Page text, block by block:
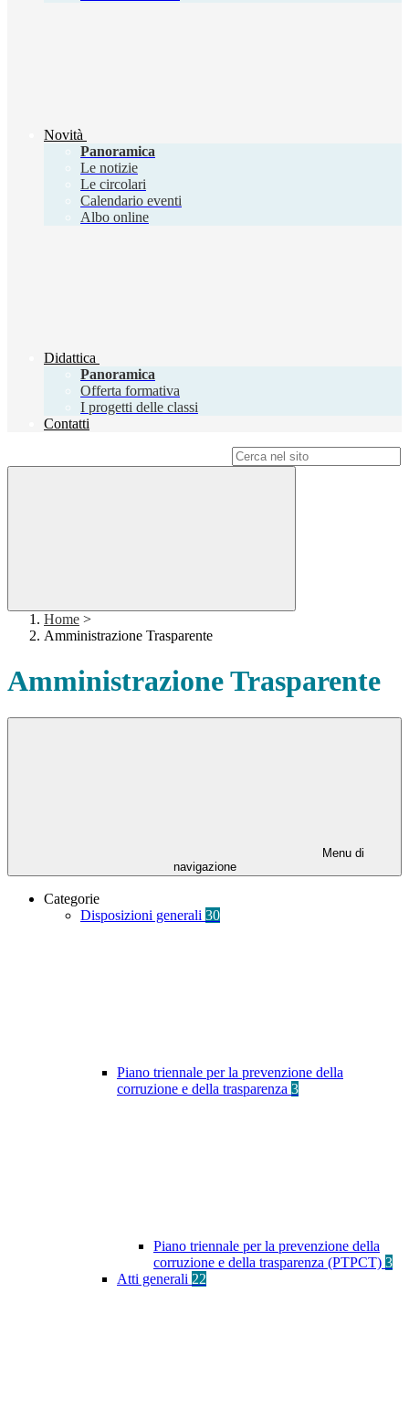
Novità
Panoramica
Le notizie
Le circolari
Calendario eventi
Albo online
Didattica
Panoramica
Offerta formativa
I progetti delle classi
Contatti
Home >
Amministrazione Trasparente
Amministrazione Trasparente
Menu di
navigazione
Categorie
Disposizioni generali 30
Piano triennale per la prevenzione della
corruzione e della trasparenza 3
Piano triennale per la prevenzione della
corruzione e della trasparenza (PTPCT) 3
Atti generali 22